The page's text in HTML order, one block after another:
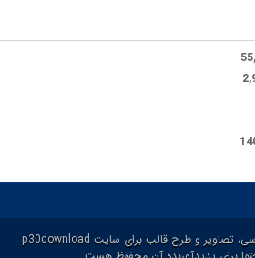
۱۳۸۳-۱۴۰۵ © حقوق متون فارسی، تصاویر و طرح قالب برای سایت p30download